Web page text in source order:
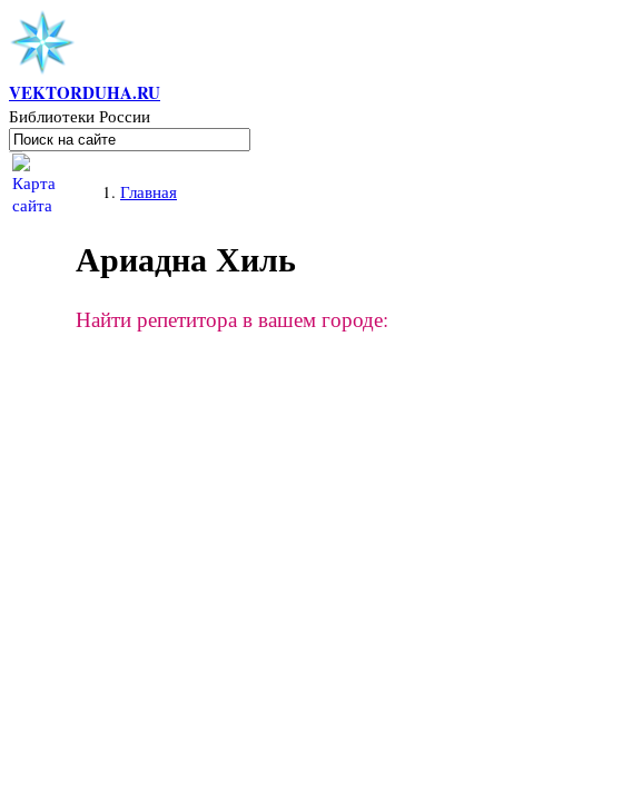
Перейти к основному содержанию
VEKTORDUHA.RU
Библиотеки России
Форма поиска
Поиск
Вы здесьГлавная
Ариадна Хиль
Найти репетитора в вашем городе: